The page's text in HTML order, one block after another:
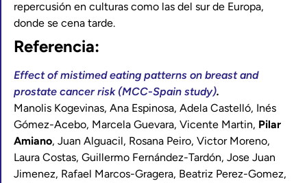
repercusión en culturas como las del sur de Europa,
donde se cena tarde.
Referencia:
Effect of mistimed eating patterns on breast and
prostate cancer risk (MCC-Spain study).
Manolis Kogevinas, Ana Espinosa, Adela Castelló, Inés
Gómez-Acebo, Marcela Guevara, Vicente Martin, Pilar
Amiano, Juan Alguacil, Rosana Peiro, Victor Moreno,
Laura Costas, Guillermo Fernández-Tardón, Jose Juan
Jimenez, Rafael Marcos-Gragera, Beatriz Perez-Gomez,